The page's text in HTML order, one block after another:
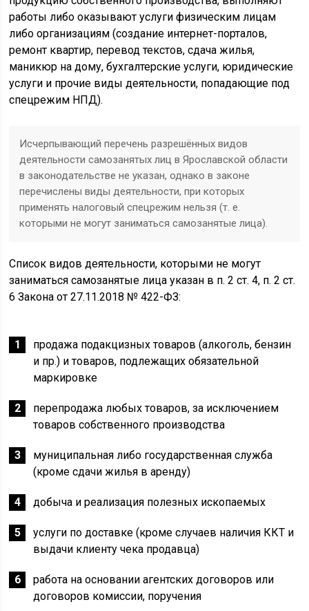
работы либо оказывают услуги физическим лицам
либо организациям (создание интернет-порталов,
ремонт квартир, перевод текстов, сдача жилья,
маникюр на дому, бухгалтерские услуги, юридические
услуги и прочие виды деятельности, попадающие под
спецрежим НПД).
Исчерпывающий перечень разрешённых видов
деятельности самозанятых лиц в Ярославской области
в законодательстве не указан, однако в законе
перечислены виды деятельности, при которых
применять налоговый спецрежим нельзя (т. е.
которыми не могут заниматься самозанятые лица).
Список видов деятельности, которыми не могут
заниматься самозанятые лица указан в п. 2 ст. 4, п. 2 ст.
6 Закона от 27.11.2018 № 422-ФЗ:
продажа подакцизных товаров (алкоголь, бензин
и пр.) и товаров, подлежащих обязательной
маркировке
перепродажа любых товаров, за исключением
товаров собственного производства
муниципальная либо государственная служба
(кроме сдачи жилья в аренду)
добыча и реализация полезных ископаемых
услуги по доставке (кроме случаев наличия ККТ и
выдачи клиенту чека продавца)
работа на основании агентских договоров или
договоров комиссии, поручения